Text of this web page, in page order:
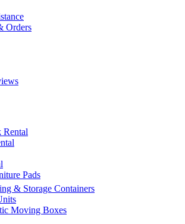
Orders
Pads
& Storage Containers
Moving Boxes